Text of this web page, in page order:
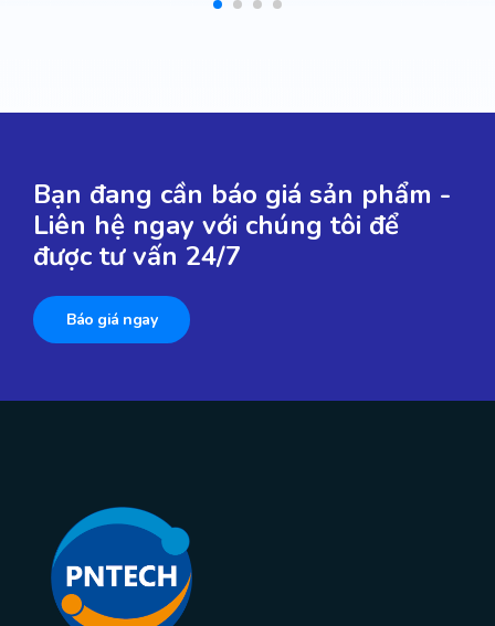
Bạn đang cần báo giá sản phẩm -
Liên hệ ngay với chúng tôi để
được tư vấn 24/7
Báo giá ngay